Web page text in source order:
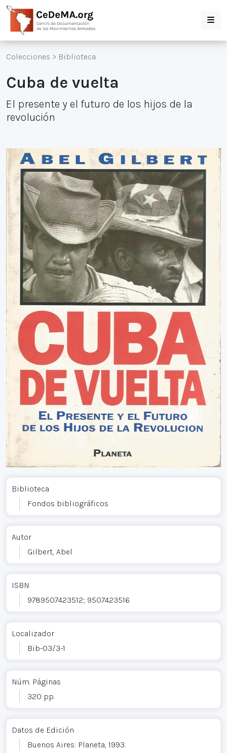
Colecciones > Biblioteca
Cuba de vuelta
El presente y el futuro de los hijos de la
revolución
Biblioteca
Fondos bibliográficos
Autor
Gilbert, Abel
ISBN
9789507423512; 9507423516
Localizador
Bib-03/3-1
Núm. Páginas
320 pp.
Datos de Edición
Buenos Aires: Planeta, 1993.